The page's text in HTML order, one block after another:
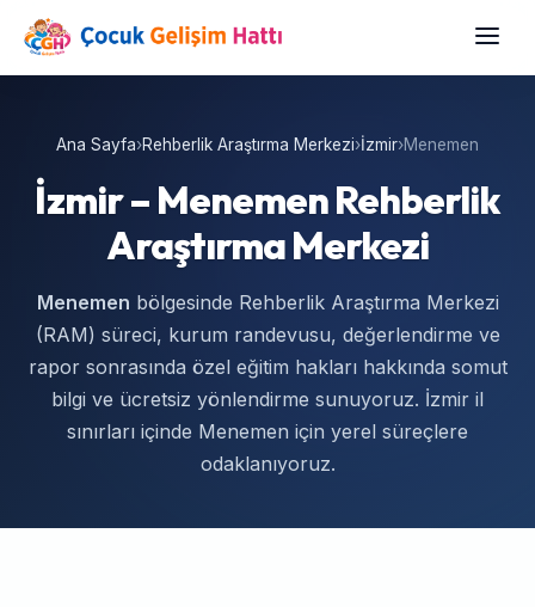
Ana Sayfa›Rehberlik Araştırma Merkezi›İzmir›Menemen
İzmir – Menemen Rehberlik
Araştırma Merkezi
Menemen bölgesinde Rehberlik Araştırma Merkezi
(RAM) süreci, kurum randevusu, değerlendirme ve
rapor sonrasında özel eğitim hakları hakkında somut
bilgi ve ücretsiz yönlendirme sunuyoruz. İzmir il
sınırları içinde Menemen için yerel süreçlere
odaklanıyoruz.